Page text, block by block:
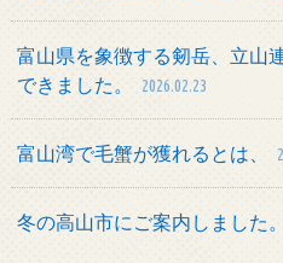
富山県を象徴する剱岳、立山
できました。
2026.02.23
富山湾で毛蟹が獲れるとは、
冬の高山市にご案内しました。